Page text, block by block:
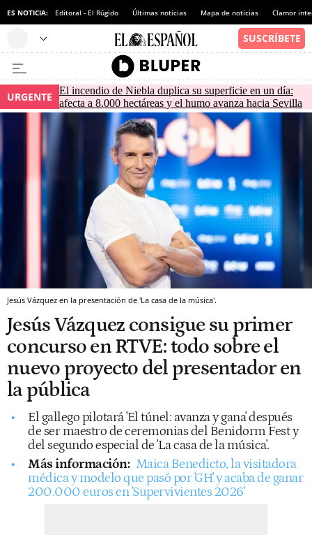
ES NOTICIA: Editoral - El Rúgido Últimas noticias Mapa de noticias Clamor
URGENTE
El incendio de Niebla duplica su superficie en un día:
afecta a 8.000 hectáreas y el humo avanza hacia Sevilla
Jesús Vázquez en la presentación de 'La casa de la música'.
Jesús Vázquez consigue su primer
concurso en RTVE: todo sobre el
nuevo proyecto del presentador en
la pública
El gallego pilotará 'El túnel: avanza y gana' después
de ser maestro de ceremonias del Benidorm Fest y
del segundo especial de 'La casa de la música'.
Más información: Maica Benedicto, la visitadora
médica y modelo que pasó por 'GH' y acaba de ganar
200.000 euros en 'Supervivientes 2026'